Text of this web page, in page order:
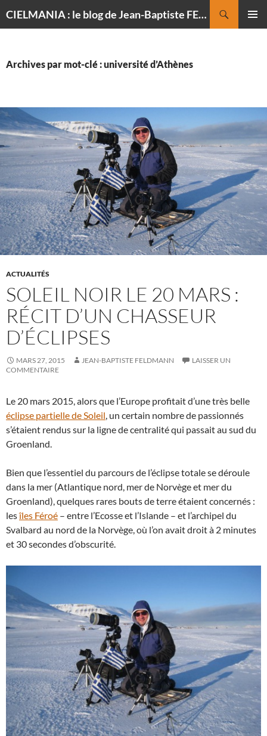
CIELMANIA : le blog de Jean-Baptiste FELDMANN, photographe du ciel
Archives par mot-clé : université d’Athènes
ACTUALITÉS
SOLEIL NOIR LE 20 MARS :
RÉCIT D’UN CHASSEUR
D’ÉCLIPSES
MARS 27, 2015 JEAN-BAPTISTE FELDMANN
LAISSER UN
COMMENTAIRE
Le 20 mars 2015, alors que l’Europe profitait d’une très belle
éclipse partielle de Soleil, un certain nombre de passionnés
s’étaient rendus sur la ligne de centralité qui passait au sud du
Groenland.
Bien que l’essentiel du parcours de l’éclipse totale se déroule
dans la mer (Atlantique nord, mer de Norvège et mer du
Groenland), quelques rares bouts de terre étaient concernés :
lesîles Féroé – entre l’Ecosse et l’Islande – et l’archipel du
Svalbard au nord de la Norvège, où l’on avait droit à 2 minutes
et 30 secondes d’obscurité.